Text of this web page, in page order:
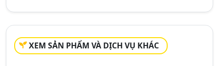
XEM SẢN PHẨM VÀ DỊCH VỤ KHÁC